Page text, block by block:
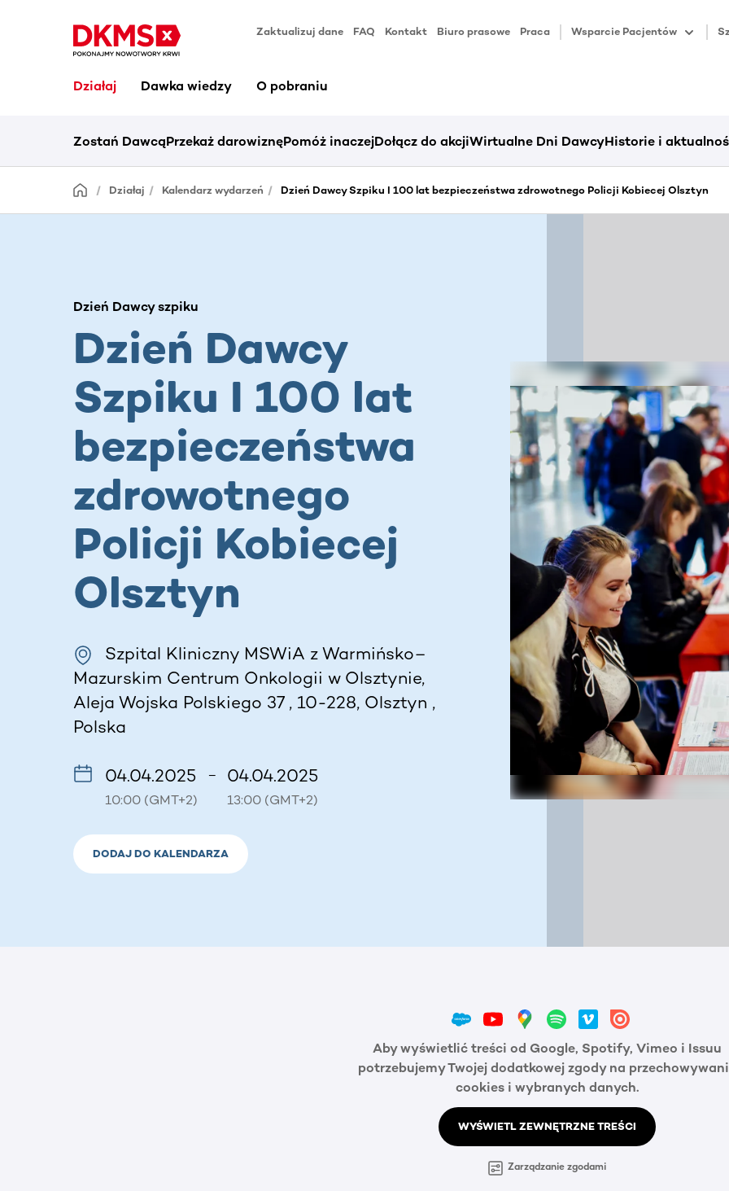
Zaktualizuj dane FAQ Kontakt Biuro prasowe Praca Wsparcie Pacjentów
Działaj Dawka wiedzy O pobraniu
Zostań DawcąPrzekaż darowiznęPomóż inaczejDołącz do akcjiWirtualne Dni DawcyHistorie i
Działaj Kalendarz wydarzeń Dzień Dawcy Szpiku I 100 lat bezpieczeństwa zdrowotnego Policji Kobiecej Olsztyn
Dzień Dawcy szpiku
Dzień Dawcy
Szpiku I 100 lat
bezpieczeństwa
zdrowotnego
Policji Kobiecej
Olsztyn
Szpital Kliniczny MSWiA z Warmińsko–
Mazurskim Centrum Onkologii w Olsztynie,
Aleja Wojska Polskiego 37 , 10-228, Olsztyn ,
Polska
04.04.2025
10:00 (GMT+2)
– 04.04.2025
13:00 (GMT+2)
DODAJ DO KALENDARZA
Aby wyświetlić treści od Google, Spotify, Vimeo i Issuu
potrzebujemy Twojej dodatkowej zgody na
cookies i wybranych danych.
WYŚWIETL ZEWNĘTRZNE TREŚCI
Zarządzanie zgodami